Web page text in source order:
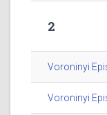
2
Voroninyi
Voroninyi